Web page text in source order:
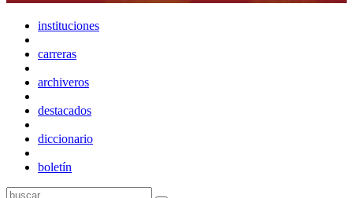
instituciones
carreras
archiveros
destacados
diccionario
boletín